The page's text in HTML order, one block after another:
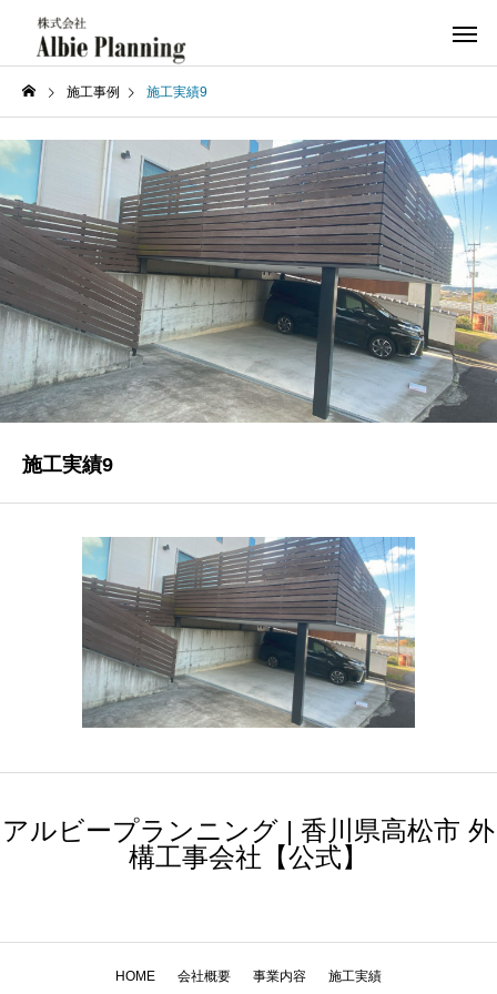
施工事例 施工実績9
施工実績9
アルビープランニング | 香川県高松市 外
構工事会社【公式】
HOME 会社概要 事業内容 施工実績